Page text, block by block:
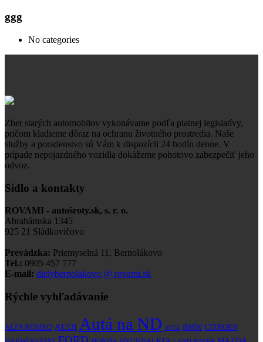
ggg
No categories
Zber starých automobilov vykonávame podľa platnej legislatívy,
pričom kladieme dôraz na ochranu životného prostredia. Naše
služby a poradenstvo sú Vám k dispozícii 24 hodín denne. V
prípade nepojazdného vozidla dokážeme pohotovo zabezpečiť jeho
odvoz.
Sídlo a kontakty
ROVAMI - autošroty.sk, s. r. o.
Abrahámska 1345
925 21 Sládkovičovo
Prevádzka: Priemyselná 11, Bernolákovo
Tel.: 0905 457 777
E-mail: dielybernolakovo @ rovami.sk
Rýchle vyhľadávanie
ALFA ROMEO AUDI Autá na ND AVIA BMW CITROEN